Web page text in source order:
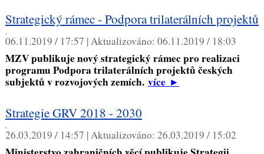
Strategický rámec - Podpora trilaterálních projektů
,
06.11.2019 / 17:57 |Aktualizováno: 06.11.2019 / 18:03
MZV publikuje nový strategický rámec pro realizaci
programu Podpora trilaterálních projektů českých
subjektů v rozvojových zemích. více►
Strategie GRV 2018 - 2030
,
26.03.2019 / 14:57 |Aktualizováno: 26.03.2019 / 15:02